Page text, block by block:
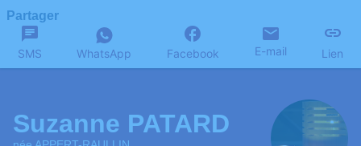
Partager
SMS WhatsApp Facebook E-mail Lien
Suzanne PATARD